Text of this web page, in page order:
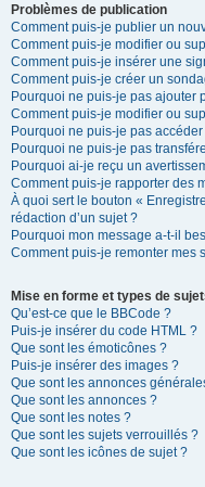
Problèmes de publication
Comment puis-je publier un
Comment puis-je modifier ou
Comment puis-je insérer une
Comment puis-je créer un
Pourquoi ne puis-je pas ajouter
Comment puis-je modifier ou
Pourquoi ne puis-je pas
Pourquoi ne puis-je pas
Pourquoi ai-je reçu un
Comment puis-je rapporter des
À quoi sert le bouton «
rédaction d’un sujet ?
Pourquoi mon message a-t-il
Comment puis-je remonter mes
Mise en forme et types de
Qu’est-ce que le BBCode ?
Puis-je insérer du code HTML ?
Que sont les émoticônes ?
Puis-je insérer des images ?
Que sont les annonces
Que sont les annonces ?
Que sont les notes ?
Que sont les sujets verrouillés ?
Que sont les icônes de sujet ?